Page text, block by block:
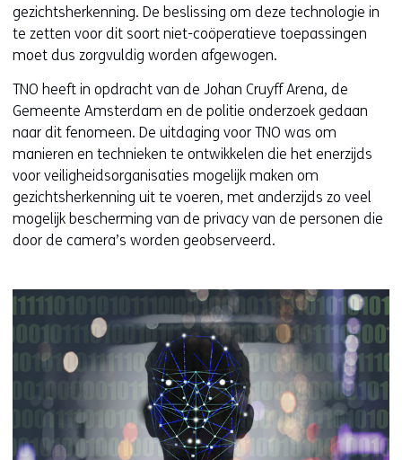
gezichtsherkenning. De beslissing om deze technologie in
te zetten voor dit soort niet-coöperatieve toepassingen
moet dus zorgvuldig worden afgewogen.
TNO heeft in opdracht van de Johan Cruyff Arena, de
Gemeente Amsterdam en de politie onderzoek gedaan
naar dit fenomeen. De uitdaging voor TNO was om
manieren en technieken te ontwikkelen die het enerzijds
voor veiligheidsorganisaties mogelijk maken om
gezichtsherkenning uit te voeren, met anderzijds zo veel
mogelijk bescherming van de privacy van de personen die
door de camera’s worden geobserveerd.